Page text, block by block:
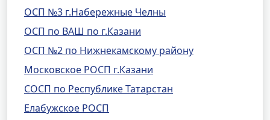
ОСП №3 г.Набережные Челны
ОСП по ВАШ по г.Казани
ОСП №2 по Нижнекамскому району
Московское РОСП г.Казани
СОСП по Республике Татарстан
Елабужское РОСП